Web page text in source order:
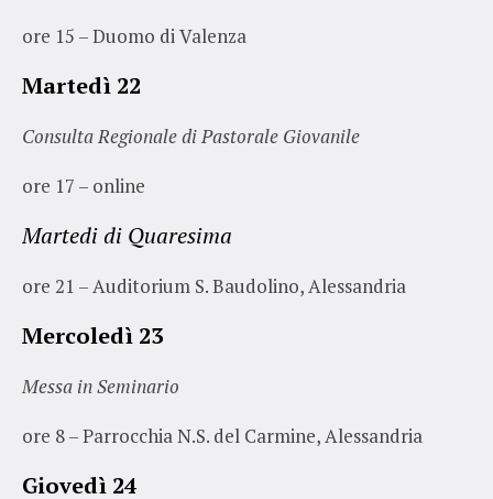
ore 15 – Duomo di Valenza
Martedì 22
Consulta Regionale di Pastorale Giovanile
ore 17 – online
Martedi di Quaresima
ore 21 – Auditorium S. Baudolino, Alessandria
Mercoledì 23
Messa in Seminario
ore 8 – Parrocchia N.S. del Carmine, Alessandria
Giovedì 24